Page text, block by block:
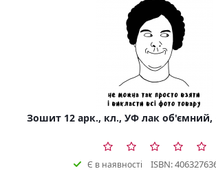
Зошит 12 арк., кл., УФ лак об'ємний,
Є в наявності ISBN: